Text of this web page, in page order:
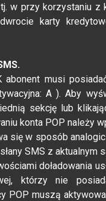
w przy korzystaniu
karty
abonent musi
A). Aby
sekcję lub
konta POP należy
się w sposób
SMS z aktualnym
doładowania
którzy nie
POP muszą